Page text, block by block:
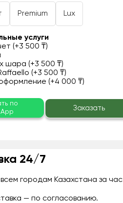
Premium Lux
услуги
(+3 500 ₸)
шара (+3 500 ₸)
(+3 500 ₸)
(+4 000 ₸)
по
Заказать
24/7
городам Казахстана за час
— по согласованию.